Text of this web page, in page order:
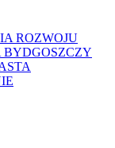
ROZWOJU
BYDGOSZCZY